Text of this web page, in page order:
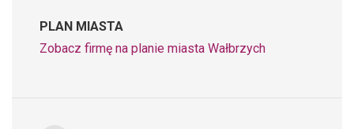
PLAN MIASTA
Zobacz firmę na planie miasta Wałbrzych